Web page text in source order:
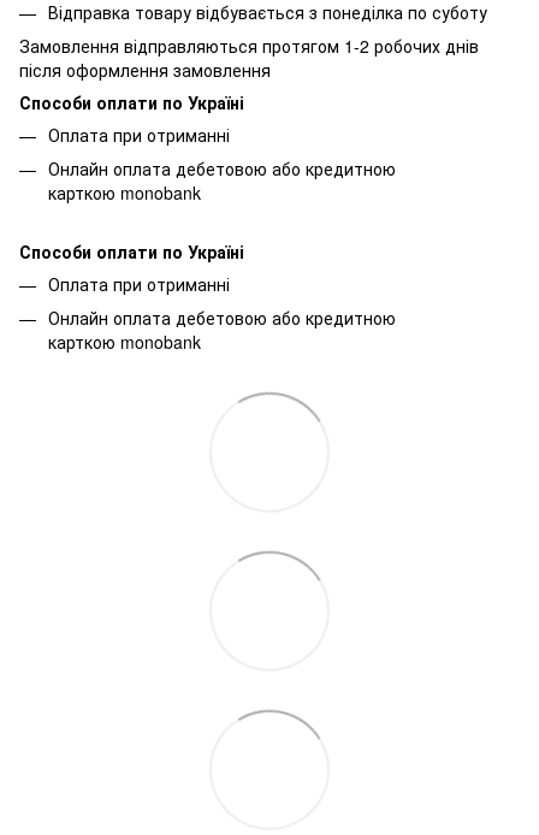
Відправка товару відбувається з понеділка по суботу
Замовлення відправляються протягом 1-2 робочих днів
після оформлення замовлення
Способи оплати по Україні
Оплата при отриманні
Онлайн оплата дебетовою або кредитною
карткою monobank
Способи оплати по Україні
Оплата при отриманні
Онлайн оплата дебетовою або кредитною
карткою monobank